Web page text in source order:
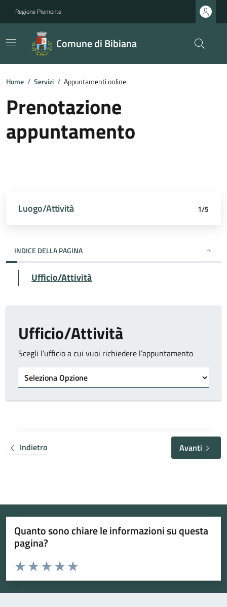
Regione Piemonte
Comune di Bibiana
Home / Servizi / Appuntamenti online
Prenotazione
appuntamento
Luogo/Attività
Dettagli appuntamento
Richiedente
Data e orario
Riepilogo 1/5
INDICE DELLA PAGINA
Ufficio/Attività
Ufficio/Attività
Scegli l’ufficio a cui vuoi richiedere l’appuntamento
Indietro Avanti
Quanto sono chiare le informazioni su questa
pagina?
Valuta da 1 a 5 stelle la pagina
Valuta 5 stelle su 5
Valuta 4 stelle su 5
Valuta 3 stelle su 5
Valuta 2 stelle su 5
Valuta 1 stelle su 5